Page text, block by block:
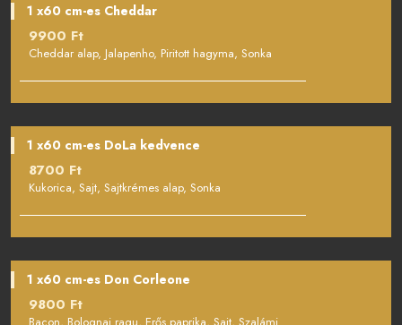
1 x60 cm-es Cheddar
9900 Ft
Cheddar alap, Jalapenho, Piritott hagyma, Sonka
1 x60 cm-es DoLa kedvence
8700 Ft
Kukorica, Sajt, Sajtkrémes alap, Sonka
1 x60 cm-es Don Corleone
9800 Ft